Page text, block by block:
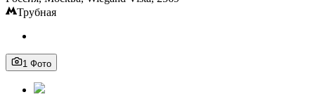
Трубная
1 Фото